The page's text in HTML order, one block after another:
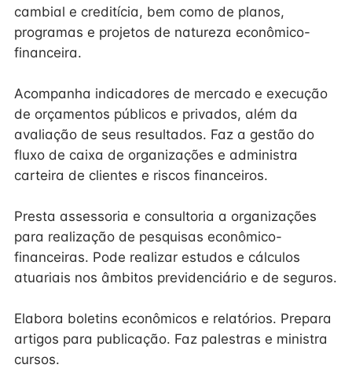
cambial e creditícia, bem como de planos,
programas e projetos de natureza econômico-
financeira.
Acompanha indicadores de mercado e execução
de orçamentos públicos e privados, além da
avaliação de seus resultados. Faz a gestão do
fluxo de caixa de organizações e administra
carteira de clientes e riscos financeiros.
Presta assessoria e consultoria a organizações
para realização de pesquisas econômico-
financeiras. Pode realizar estudos e cálculos
atuariais nos âmbitos previdenciário e de seguros.
Elabora boletins econômicos e relatórios. Prepara
artigos para publicação. Faz palestras e ministra
cursos.